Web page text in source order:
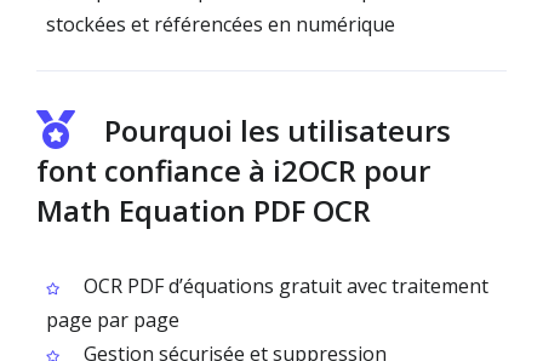
stockées et référencées en numérique
Pourquoi les utilisateurs
font confiance à i2OCR pour
Math Equation PDF OCR
OCR PDF d’équations gratuit avec traitement
page par page
Gestion sécurisée et suppression